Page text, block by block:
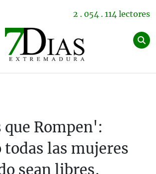
2 . 054 . 114 lectores
Rompen':
todas las mujeres
sean libres,